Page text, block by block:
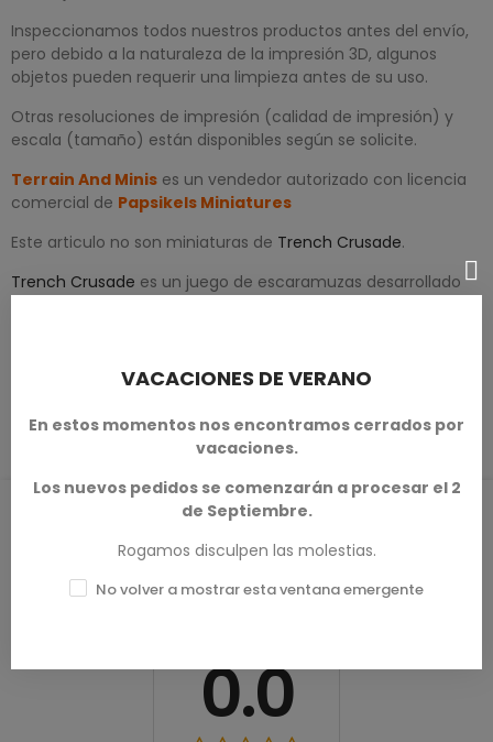
Inspeccionamos todos nuestros productos antes del envío,
pero debido a la naturaleza de la impresión 3D, algunos
objetos pueden requerir una limpieza antes de su uso.
Otras resoluciones de impresión (calidad de impresión) y
escala (tamaño) están disponibles según se solicite.
Terrain And Minis es un vendedor autorizado con licencia
comercial de Papsikels Miniatures
Este articulo no son miniaturas de Trench Crusade.
Trench Crusade es un juego de escaramuzas desarrollado
DETALLES DEL PRODUCTO
RESEÑAS DE PRODUCTOS / Q&A
0.0
VACACIONES DE VERANO
En estos momentos nos encontramos cerrados por
vacaciones.
Los nuevos pedidos se comenzarán a procesar el 2
de Septiembre.
Rogamos disculpen las molestias.
No volver a mostrar esta ventana emergente